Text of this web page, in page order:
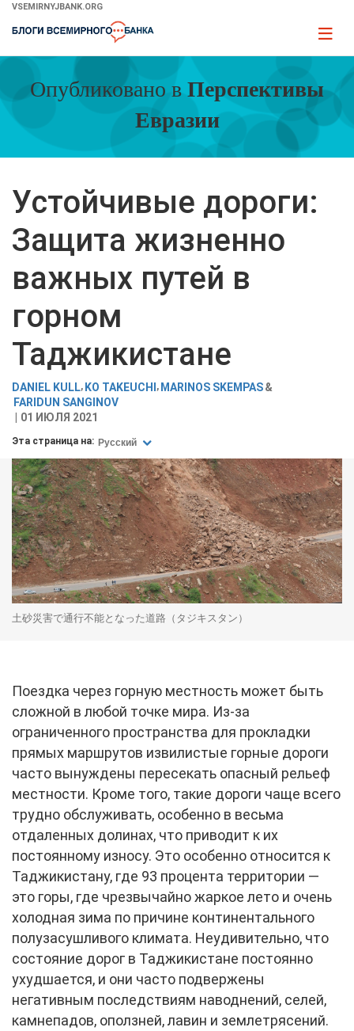
Skip
Main
VSEMIRNYJBANK.ORG
Page
Опубликовано в Перспективы
Евразии
Устойчивые дороги:
Защита жизненно
важных путей в
горном
Таджикистане
DANIEL KULL KO TAKEUCHI
MARINOS SKEMPAS
FARIDUN SANGINOV
01 ИЮЛЯ 2021
Эта страница на: Русский
土砂災害で通行不能となった道路（タジキスタン）
Поездка через горную местность может быть
сложной в любой точке мира. Из-за
ограниченного пространства для прокладки
прямых маршрутов извилистые горные дороги
часто вынуждены пересекать опасный рельеф
местности. Кроме того, такие дороги чаще всего
трудно обслуживать, особенно в весьма
отдаленных долинах, что приводит к их
постоянному износу. Это особенно относится к
Таджикистану, где 93 процента территории —
это горы, где чрезвычайно жаркое лето и очень
холодная зима по причине континентального
полузасушливого климата. Неудивительно, что
состояние дорог в Таджикистане постоянно
ухудшается, и они часто подвержены
негативным последствиям наводнений, селей,
камнепадов, оползней, лавин и землетрясений.